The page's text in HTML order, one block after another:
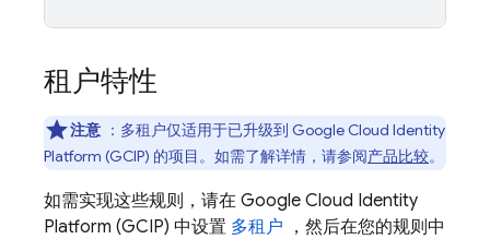
租户特性
注意 ：多租户仅适用于已升级到 Google Cloud Identity
Platform (GCIP) 的项目。如需了解详情，请参阅产品比较。
如需实现这些规则，请在 Google Cloud Identity
Platform (GCIP) 中设置 多租户 ，然后在您的规则中